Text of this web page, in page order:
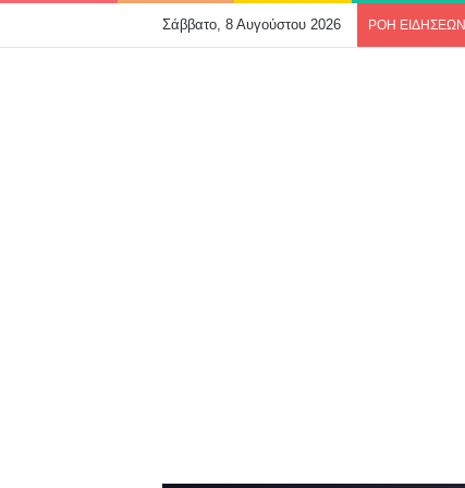
Σάββατο, 8 Αυγούστου 2026 ΡΟΗ ΕΙΔΗΣΕΩΝ